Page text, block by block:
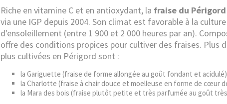
Riche en vitamine C et en antioxydant, la fraise du
via une IGP depuis 2004. Son climat est favorable à la
d'ensoleillement (entre 1 900 et 2 000 heures par an).
offre des conditions propices pour cultiver des fraises. Plus
plus cultivées en Périgord sont :
la Gariguette (fraise de forme allongée au goût fondant et
la Charlotte (fraise à chair douce et moelleuse en forme de cœur
la Mara des bois (fraise plutôt petite et très parfumée au goût